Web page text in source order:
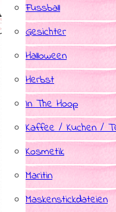
Fussball
Gesichter
Halloween
Herbst
In The Hoop
Kaffee / Kuchen /
Kosmetik
Maritin
Maskenstickdateien